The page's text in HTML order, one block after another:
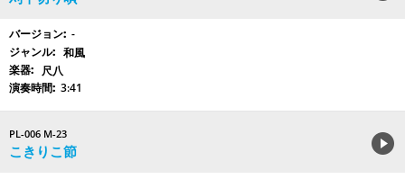
-
和風
尺八
3:41
PL-006 M-23
こきりこ節